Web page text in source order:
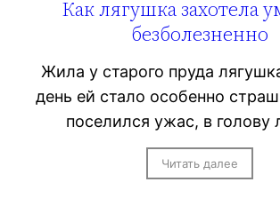
Как лягушка захотела
безболезненно
Жила у старого пруда
день ей стало особенно
поселился ужас, в голову
Читать далее